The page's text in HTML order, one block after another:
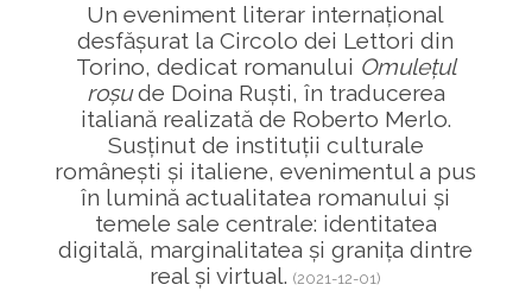
Un eveniment literar internațional
desfășurat la Circolo dei Lettori din
Torino, dedicat romanului Omulețul
roșude Doina Ruști, în traducerea
italiană realizată de Roberto Merlo.
Susținut de instituții culturale
românești și italiene, evenimentul a pus
în lumină actualitatea romanului și
temele sale centrale: identitatea
digitală, marginalitatea și granița dintre
real și virtual.(2021-12-01)